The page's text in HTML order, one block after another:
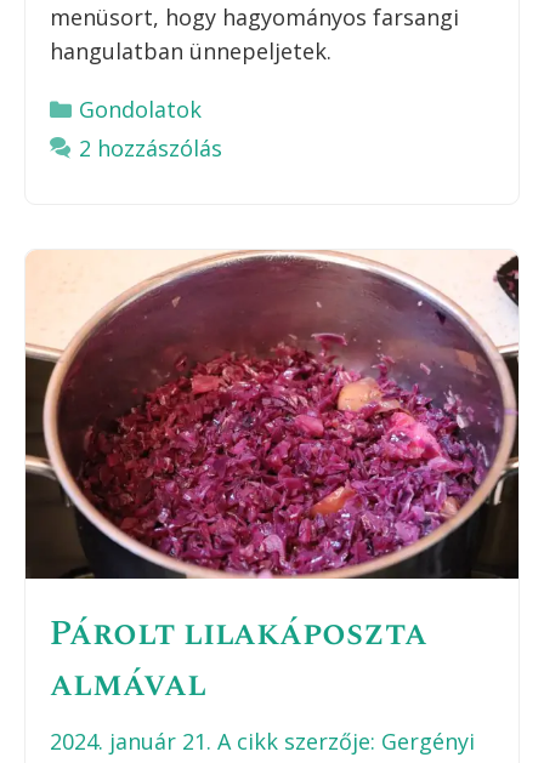
menüsort, hogy hagyományos farsangi
hangulatban ünnepeljetek.
Kategória
Gondolatok
2 hozzászólás
Párolt lilakáposzta
almával
2024. január 21. A cikk szerzője: Gergényi